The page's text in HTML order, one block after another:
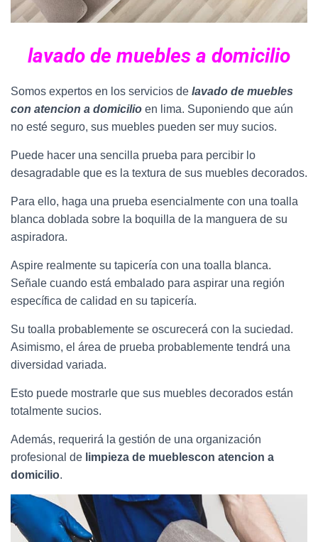
lavado de muebles a domicilio
Somos expertos en los servicios de lavado de muebles
con atencion a domicilio en lima. Suponiendo que aún
no esté seguro, sus muebles pueden ser muy sucios.
Puede hacer una sencilla prueba para percibir lo
desagradable que es la textura de sus muebles decorados.
Para ello, haga una prueba esencialmente con una toalla
blanca doblada sobre la boquilla de la manguera de su
aspiradora.
Aspire realmente su tapicería con una toalla blanca.
Señale cuando está embalado para aspirar una región
específica de calidad en su tapicería.
Su toalla probablemente se oscurecerá con la suciedad.
Asimismo, el área de prueba probablemente tendrá una
diversidad variada.
Esto puede mostrarle que sus muebles decorados están
totalmente sucios.
Además, requerirá la gestión de una organización
profesional de limpieza de mueblescon atencion a
domicilio.